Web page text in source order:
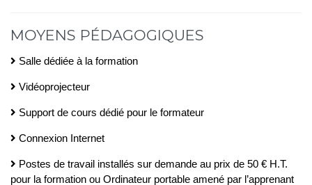
MOYENS PÉDAGOGIQUES
Salle dédiée à la formation
Vidéoprojecteur
Support de cours dédié pour le formateur
Connexion Internet
Postes de travail installés sur demande au prix de 50 € H.T.
pour la formation ou Ordinateur portable amené par l’apprenant